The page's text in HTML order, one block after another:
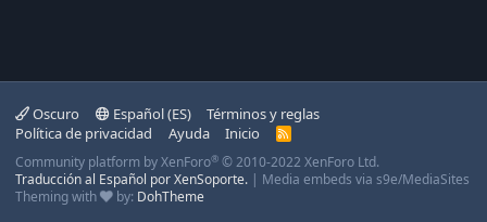
Oscuro Español (ES)
Términos y reglas
Política de privacidad
Ayuda Inicio
R
S
Community platform by XenForo® © 2010-2022 XenForo Ltd.
Traducción al Español por XenSoporte. | Media embeds via s9e/MediaSites
Theming with
by: DohTheme